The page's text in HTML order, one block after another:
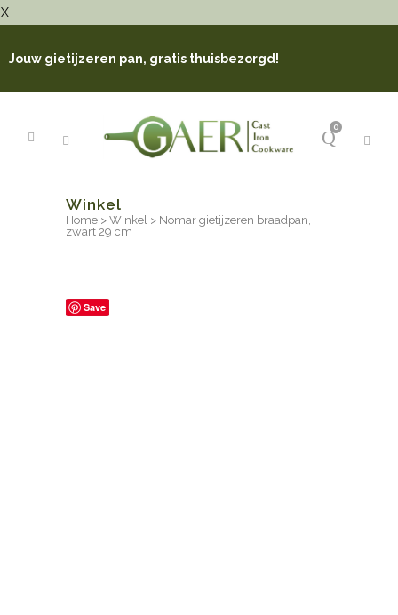
X
Jouw gietijzeren pan, gratis thuisbezorgd!
0
Winkel
Home > Winkel > Nomar gietijzeren braadpan,
zwart 29 cm
Save